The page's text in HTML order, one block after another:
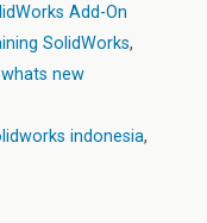
Add-On
SolidWorks,
whats new
indonesia,